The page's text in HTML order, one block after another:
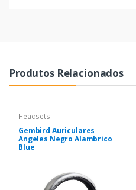
Produtos Relacionados
Headsets
Gembird Auriculares
Angeles Negro Alambrico
Blue